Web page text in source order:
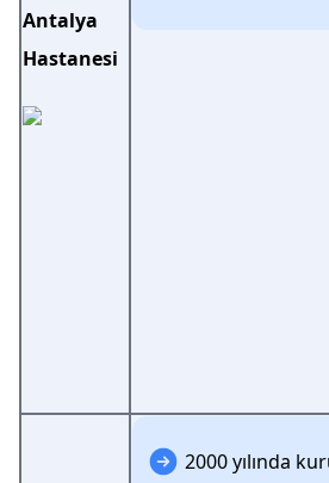
Antalya
Hastanesi
2000 yılında